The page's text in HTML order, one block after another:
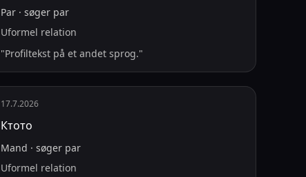
Par ·søger par
Uformel relation
"Profiltekst på et andet sprog."
17.7.2026
Ктото
Mand ·søger par
Uformel relation